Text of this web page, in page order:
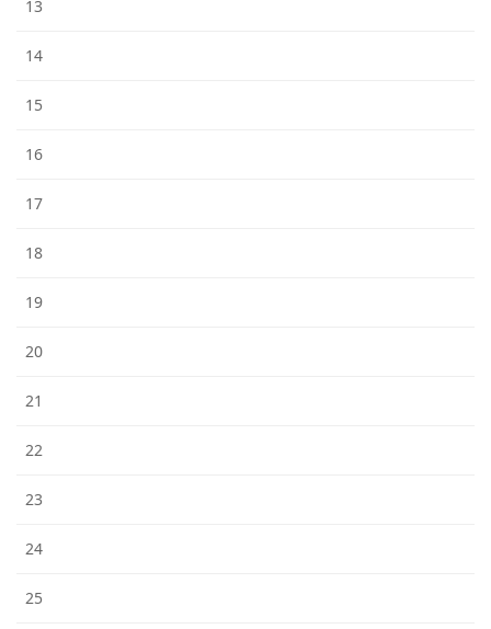
13
14
15
16
17
18
19
20
21
22
23
24
25